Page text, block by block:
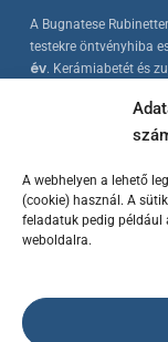
A webhelyen a lehető
(cookie) használ. A
feladatuk pedig például
weboldalra.
A Bugnatese
testekre öntvényhiba
év. Kerámiabetét és
szabványokkal